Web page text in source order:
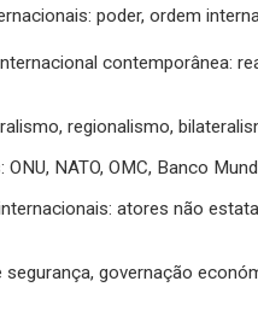
poder, ordem
contemporânea:
regionalismo,
NATO, OMC, Banco
atores não
governação